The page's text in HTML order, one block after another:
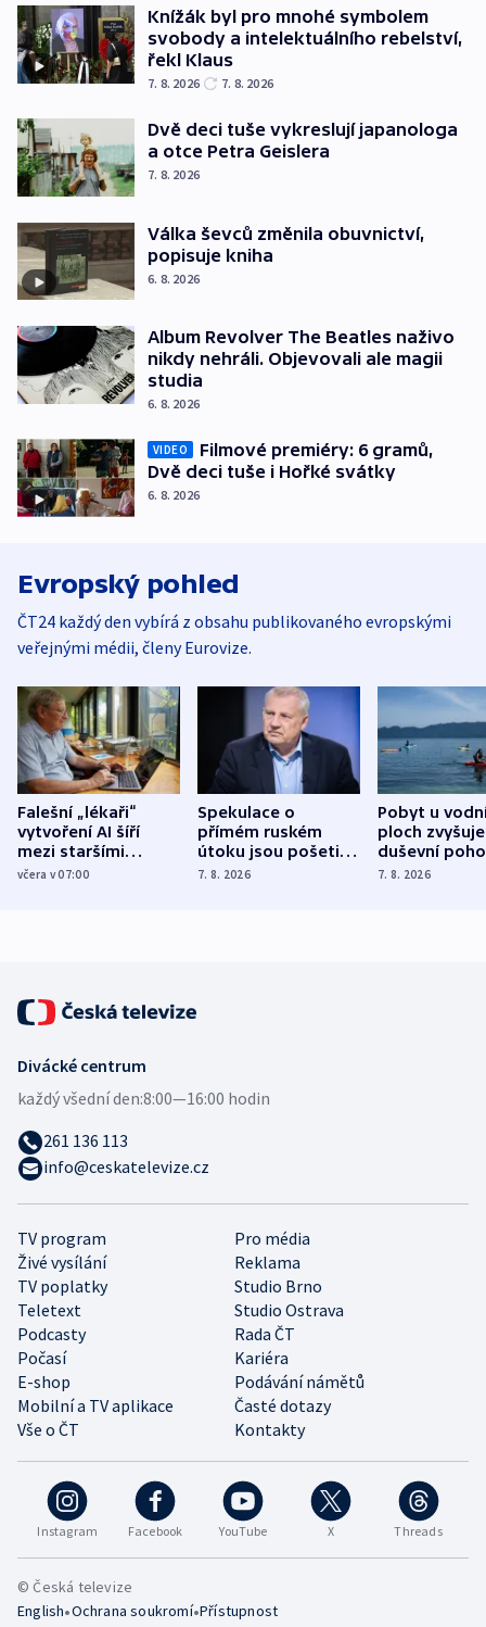
Knížák byl pro mnohé symbolem
svobody a intelektuálního rebelství,
řekl Klaus
7. 8. 2026 7. 8. 2026
Dvě deci tuše vykreslují japanologa
a otce Petra Geislera
7. 8. 2026
Válka ševců změnila obuvnictví,
popisuje kniha
6. 8. 2026
Album Revolver The Beatles naživo
nikdy nehráli. Objevovali ale magii
studia
6. 8. 2026
VIDEO
Filmové premiéry: 6 gramů,
Dvě deci tuše i Hořké svátky
6. 8. 2026
Evropský pohled
ČT24 každý den vybírá z obsahu publikovaného evropskými
veřejnými médii, členy Eurovize.
Falešní „lékaři“
vytvoření AI šíří
mezi staršími
Poláky nebezpečné
včera v 07:00
Spekulace o
přímém ruském
útoku jsou pošetilé,
míní estonský
7. 8. 2026
Pobyt u
ploch zvyšuje
duševní
ukázala
7. 8. 2026
Instagram Facebook YouTube X Threads
TV program
Pro média
Živé vysílání
Reklama
TV poplatky
Studio Brno
Teletext
Studio Ostrava
Podcasty
Rada ČT
Počasí
Kariéra
E-shop
Podávání námětů
Mobilní a TV aplikace
Časté dotazy
Vše o ČT
Kontakty
Divácké centrum
každý všední den:8:00—16:00 hodin
261 136 113
info@ceskatelevize.cz
© Česká televize
English•Ochrana soukromí•Přístupnost